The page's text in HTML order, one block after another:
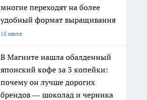
многие переходят на более
удобный формат выращивания
15 июля
В Магните нашла обалденный
японский кофе за 3 копейки:
почему он лучше дорогих
брендов — шоколад и черника